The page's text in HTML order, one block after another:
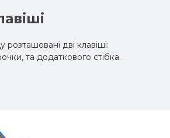
розташовані дві клавіші:
та додаткового стібка.